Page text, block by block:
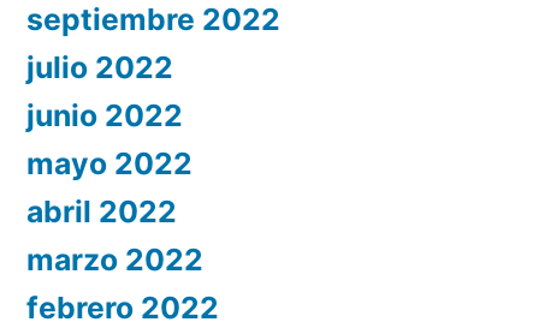
septiembre 2022
julio 2022
junio 2022
mayo 2022
abril 2022
marzo 2022
febrero 2022